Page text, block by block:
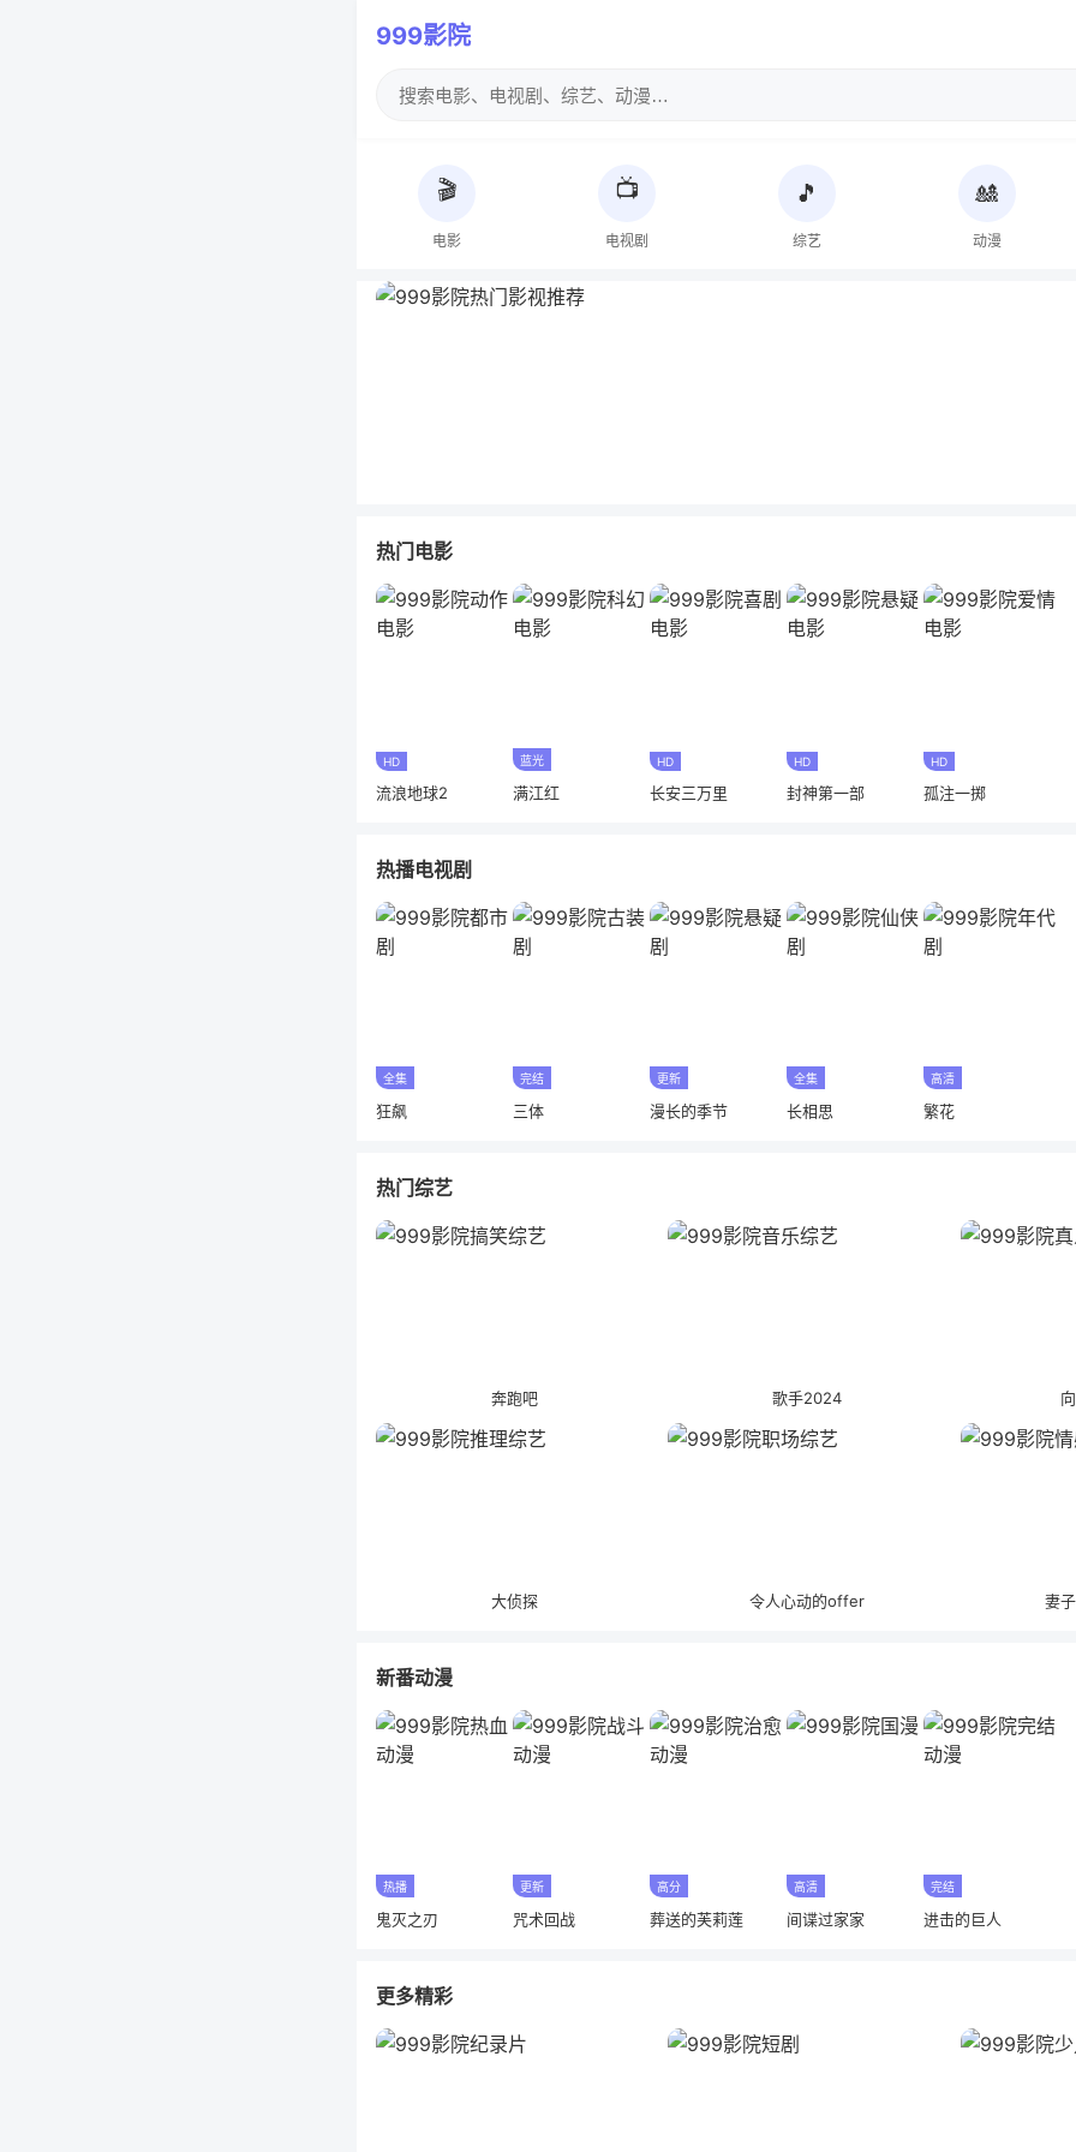
999影院
🎬
电影
📺
电视剧
🎵
综艺
🎎
动漫
热门电影
HD
流浪地球2
蓝光
满江红
HD
长安三万里
HD
封神第一部
HD
孤注一掷
热播电视剧
全集
狂飙
完结
三体
更新
漫长的季节
全集
长相思
高清
繁花
热门综艺
奔跑吧 歌手2024
大侦探 令人心动的offer 妻
新番动漫
热播
鬼灭之刃
更新
咒术回战
高分
葬送的芙莉莲
高清
间谍过家家
完结
进击的巨人
更多精彩